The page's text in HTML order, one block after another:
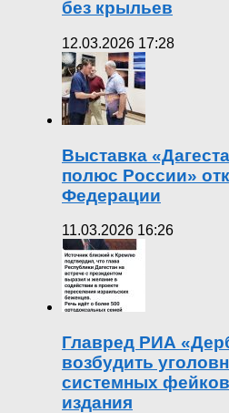
без крыльев
12.03.2026 17:28
Выставка
полюс России»
Федерации
11.03.2026 16:26
Главред РИА
возбудить
системных
издания